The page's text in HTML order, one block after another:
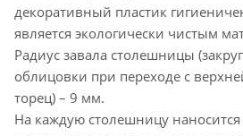
декоративный пластик
является экологически чистым
Радиус завала столешницы
облицовки при переходе с
торец) – 9 мм.
На каждую столешницу